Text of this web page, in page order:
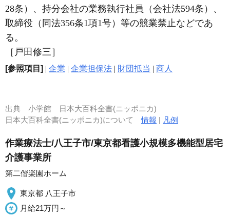
28条）、持分会社の業務執行社員（会社法594条）、
取締役（同法356条1項1号）等の競業禁止などであ
る。
［戸田修三］
[参照項目] | 企業 | 企業担保法 | 財団抵当 | 商人
出典 小学館 日本大百科全書(ニッポニカ)
日本大百科全書(ニッポニカ)について情報 | 凡例
作業療法士/八王子市/東京都看護小規模多機能型居宅
介護事業所
第二偕楽園ホーム
東京都 八王子市
月給21万円～